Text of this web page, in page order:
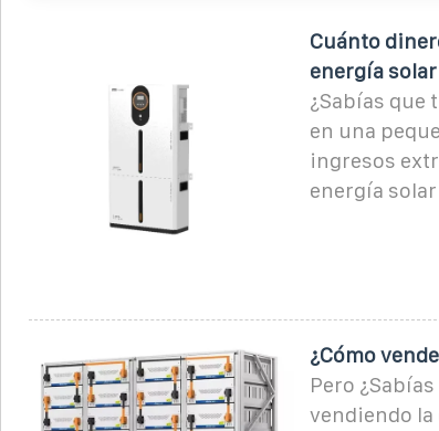
Cuánto
energía solar
¿Sabías
en una
ingresos
energía
¿Cómo
Pero
vendiendo la